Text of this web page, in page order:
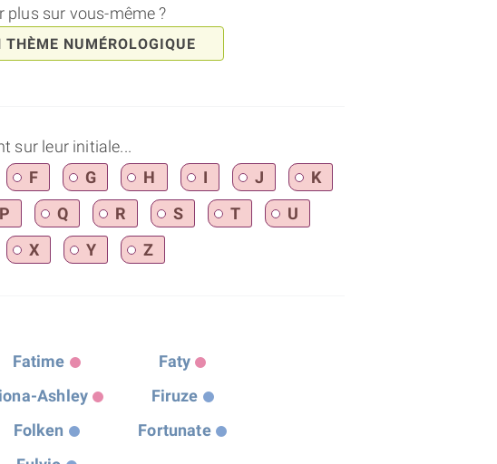
plus sur vous-même ?
THÈME NUMÉROLOGIQUE
sur leur initiale...
F G H I J
K
P Q R S T
U
X Y Z
Fatime
Faty
Ashley
Firuze
Folken
Fortunate